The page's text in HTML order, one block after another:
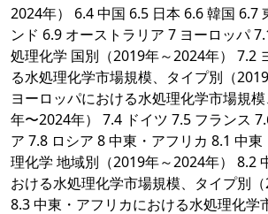
2024年） 6.4 中国 6.5 日本 6.6 韓国 6.7
ンド 6.9 オーストラリア 7 ヨーロッパ
処理化学 国別（2019年～2024年） 7.2
る水処理化学市場規模、タイプ別（
ヨーロッパにおける水処理化学市場規
年〜2024年） 7.4 ドイツ 7.5 フランス
ア 7.8 ロシア 8 中東・アフリカ 8.1 中
理化学 地域別（2019年～2024年） 8.2
おける水処理化学市場規模、タイプ別（
8.3 中東・アフリカにおける水処理化学